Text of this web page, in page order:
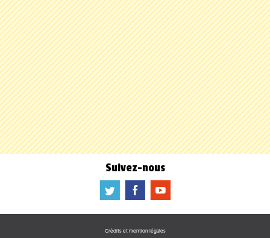
Suivez-nous
a b f
Crédits et mention légales